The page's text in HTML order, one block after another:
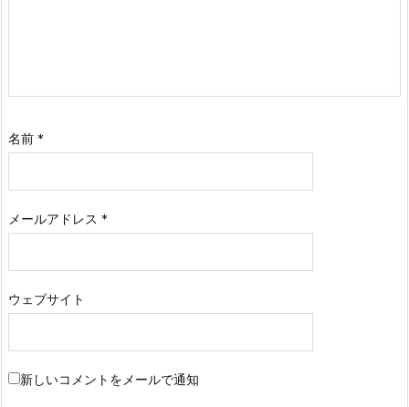
名前 *
メールアドレス *
ウェブサイト
新しいコメントをメールで通知